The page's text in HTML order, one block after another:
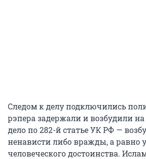
Следом к делу подключились
рэпера задержали и возбудили на
дело по 282-й статье УК РФ —
ненависти либо вражды, а равно
человеческого достоинства.